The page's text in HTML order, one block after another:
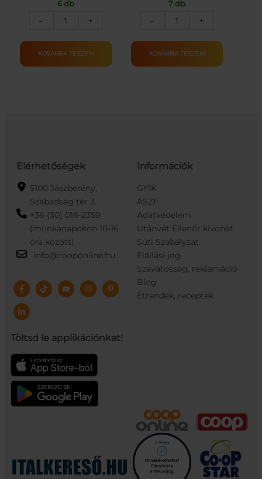
6 db
–
RAUCH
DAY
NARANCSLÉ100%ELOP.
+
KOSÁRBA TESZEM
7 db
–
PICKWICK
CSIPKEB.
HIB.20X2.5G
+
KOSÁRBA TESZEM
Elérhetőségek
5100 Jászberény,
Szabadság tér 3.
+36 (30) 016-2359
(munkanapokon 10-16
óra között)
info@cooponline.hu
Töltsd le applikációnkat!
Információk
GYIK
ÁSZF
Adatvédelem
Utánvét Ellenőr kivonat
Süti Szabályzat
Elállási jog
Szavatosság, reklamáció
Blog
Étrendek, receptek